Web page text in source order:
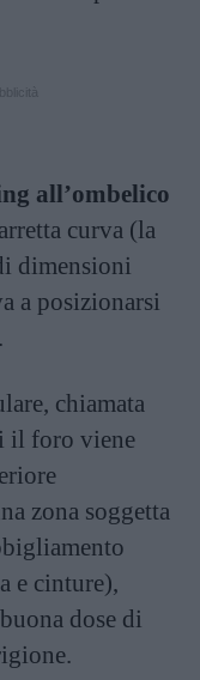
all’ombelico
curva (la
dimensioni
a posizionarsi
chiamata
il foro viene
zona soggetta
e cinture),
dose di